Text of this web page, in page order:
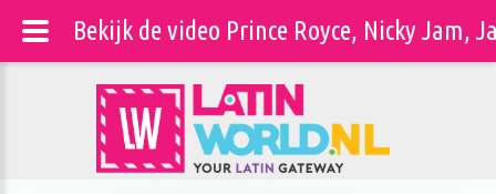
Bekijk de video Prince Royce, Nicky Jam,